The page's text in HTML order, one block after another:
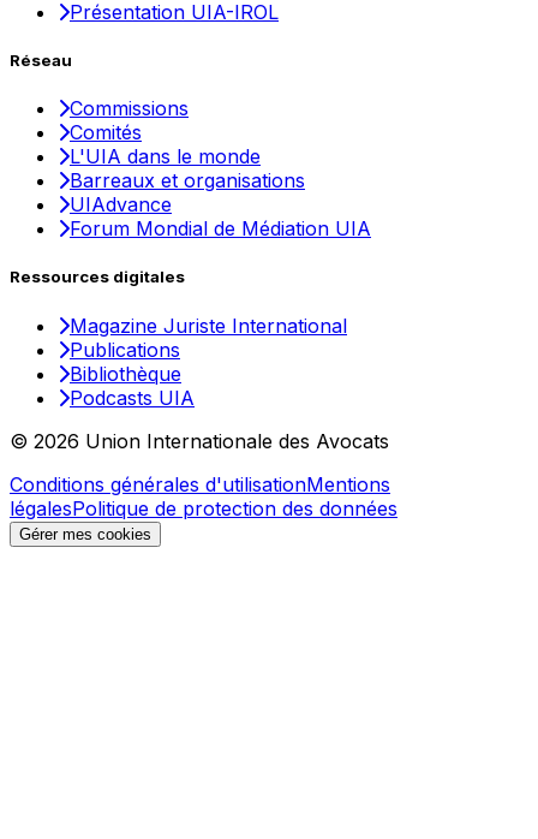
Présentation UIA-IROL
Réseau
Commissions
Comités
L'UIA dans le monde
Barreaux et organisations
UIAdvance
Forum Mondial de Médiation UIA
Ressources digitales
Magazine Juriste International
Publications
Bibliothèque
Podcasts UIA
© 2026 Union Internationale des Avocats
Conditions générales d'utilisationMentions
légalesPolitique de protection des données
Gérer mes cookies